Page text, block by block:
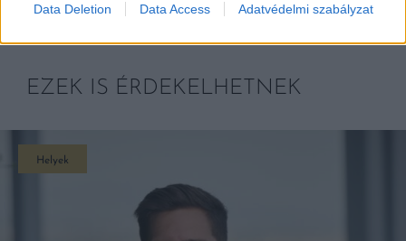
Data Deletion Data Access Adatvédelmi szabályzat
EZEK IS ÉRDEKELHETNEK
Helyek